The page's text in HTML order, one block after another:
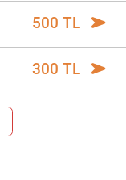
500 TL
300 TL